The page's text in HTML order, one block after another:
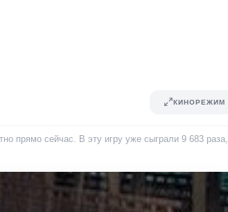
КИНОРЕЖИМ
прямо сейчас. В эту игру уже сыграли 9 683 раза,